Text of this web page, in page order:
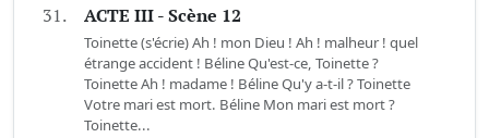
31. ACTE III - Scène 12
Toinette (s'écrie) Ah ! mon Dieu ! Ah ! malheur ! quel
étrange accident ! Béline Qu'est-ce, Toinette ?
Toinette Ah ! madame ! Béline Qu'y a-t-il ? Toinette
Votre mari est mort. Béline Mon mari est mort ?
Toinette...